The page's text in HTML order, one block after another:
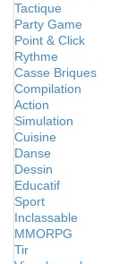
Tactique
Party Game
Point & Click
Rythme
Casse Briques
Compilation
Action
Simulation
Cuisine
Danse
Dessin
Educatif
Sport
Inclassable
MMORPG
Tir